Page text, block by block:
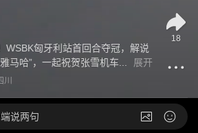
WSBK匈牙利站首回合夺冠，解说
马哈”，一起祝贺张雪机车...
展开
川
18
说两句